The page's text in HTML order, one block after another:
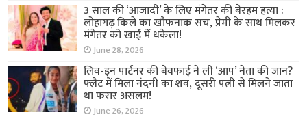
3 साल की ‘आजादी’ के लिए मंगेतर की बेरहम हत्या :
लोहागढ़ किले का खौफनाक सच, प्रेमी के साथ मिलकर
मंगेतर को खाई में धकेला!
June 28, 2026
लिव-इन पार्टनर की बेवफाई ने ली ‘आप’ नेता की जान?
फ्लैट में मिला नंदनी का शव, दूसरी पत्नी से मिलने जाता
था फरार असलम!
June 26, 2026